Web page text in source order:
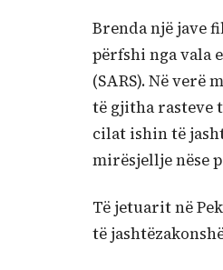
Brenda një jave
përfshi nga vala
(SARS). Në
të gjitha rasteve
cilat ishin të
mirësjellje nëse
Të jetuarit në
të